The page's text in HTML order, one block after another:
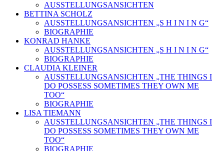
AUSSTELLUNGSANSICHTEN
BETTINA SCHOLZ
AUSSTELLUNGSANSICHTEN „S H I N I N G“
BIOGRAPHIE
KONRAD HANKE
AUSSTELLUNGSANSICHTEN „S H I N I N G“
BIOGRAPHIE
CLAUDIA KLEINER
AUSSTELLUNGSANSICHTEN „THE THINGS I
DO POSSESS SOMETIMES THEY OWN ME
TOO“
BIOGRAPHIE
LISA TIEMANN
AUSSTELLUNGSANSICHTEN „THE THINGS I
DO POSSESS SOMETIMES THEY OWN ME
TOO“
BIOGRAPHIE